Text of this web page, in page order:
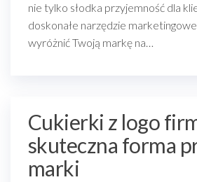
nie tylko słodka przyjemność dla
doskonałe narzędzie
wyróżnić Twoją markę na…
Cukierki z logo
skuteczna forma
marki